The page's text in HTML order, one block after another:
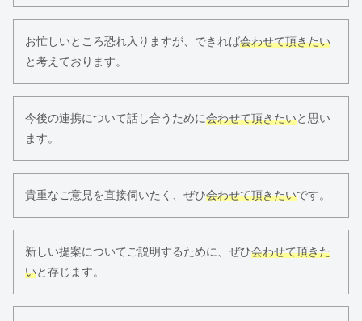
お忙しいところ恐れ入りますが、できれば会わせて頂きたい
と考えております。
今後の連携について話し合うために会わせて頂きたいと思い
ます。
貴重なご意見を直接伺いたく、ぜひ会わせて頂きたいです。
新しい提案についてご説明するために、ぜひ会わせて頂きた
いと存じます。